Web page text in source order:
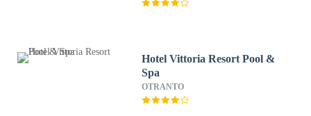
Hotel Vittoria Resort Pool &
Spa
OTRANTO